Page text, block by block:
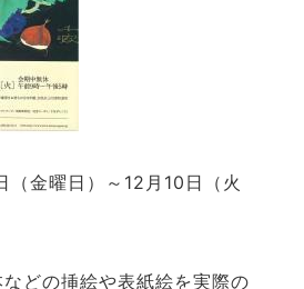
（金曜日）～12月10日（火
どの挿絵や表紙絵を実際の